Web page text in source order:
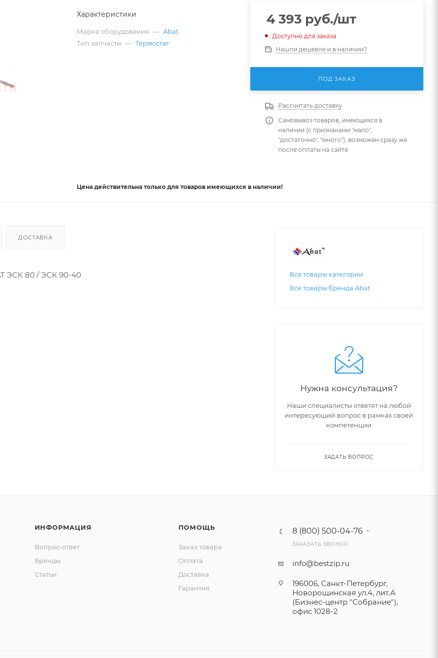
Характеристики
Марка оборудования — Abat
Тип запчасти — Термостат
4 393руб./шт
Доступно для заказа
Нашли дешевле и в наличии?
ПОД ЗАКАЗ
Рассчитать доставку
Самовывоз товаров, имеющихся в
наличии (с признаками "мало",
"достаточно", "много"), возможен сразу же
после оплаты на сайте.
Цена действительна только для товаров имеющихся в наличии!
ДОСТАВКА
ЭСК 80 / ЭСК 90-40
Все товары категории
Все товары бренда Abat
Нужна консультация?
Наши специалисты ответят на любой
интересующий вопрос в рамках своей
компетенции
ЗАДАТЬ ВОПРОС
ИНФОРМАЦИЯ
Вопрос-ответ
Бренды
Статьи
ПОМОЩЬ
Заказ товара
Оплата
Доставка
Гарантия
8 (800) 500-04-76
ЗАКАЗАТЬ ЗВОНОК
info@bestzip.ru
196006, Санкт-Петербург,
Новорощинская ул.4, лит.А
(Бизнес-центр "Собрание"),
офис 1028-2